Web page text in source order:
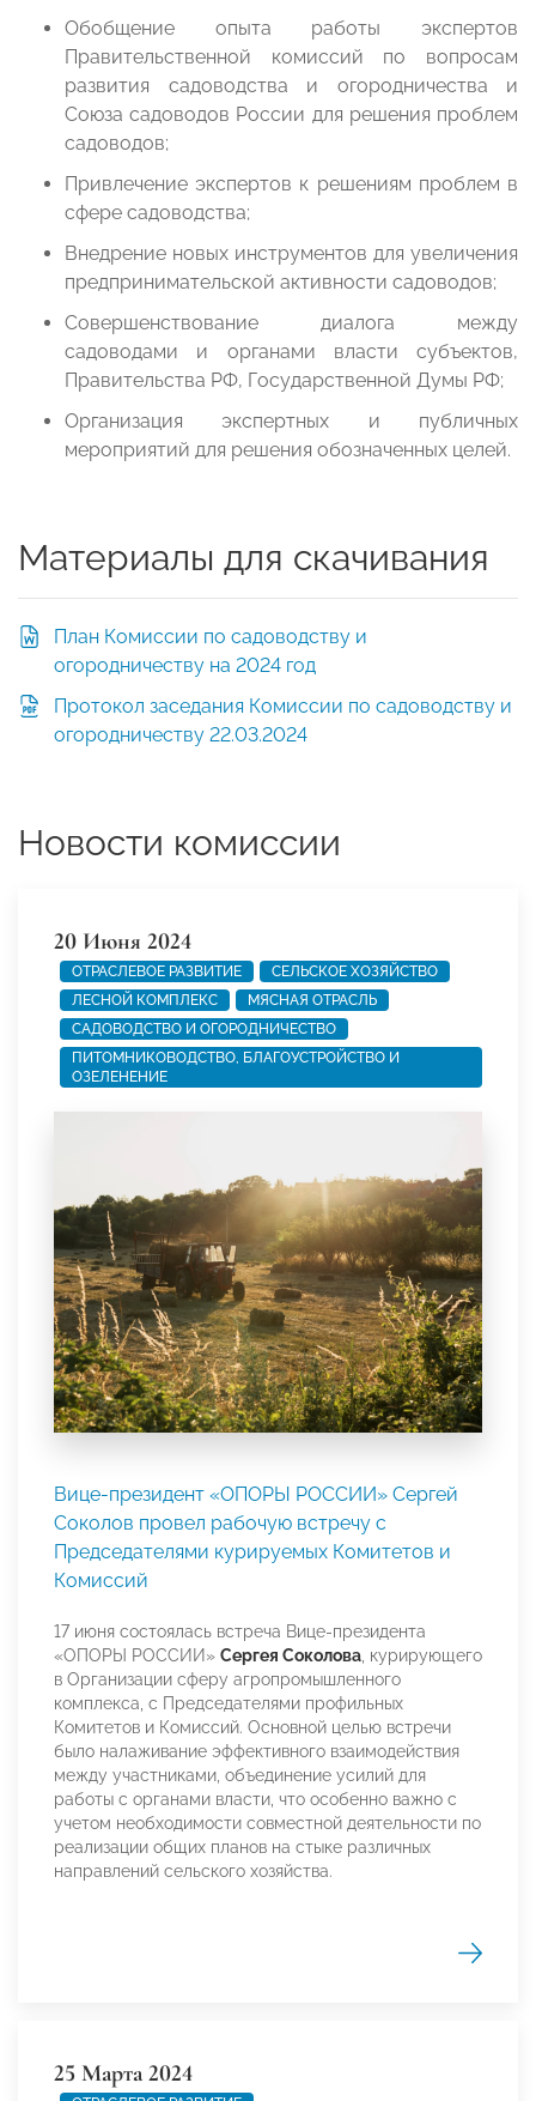
Обобщение опыта работы экспертов
Правительственной комиссий по вопросам
развития садоводства и огородничества и
Союза садоводов России для решения проблем
садоводов;
Привлечение экспертов к решениям проблем в
сфере садоводства;
Внедрение новых инструментов для увеличения
предпринимательской активности садоводов;
Совершенствование диалога между
садоводами и органами власти субъектов,
Правительства РФ, Государственной Думы РФ;
Организация экспертных и публичных
мероприятий для решения обозначенных целей.
Материалы для скачивания
План Комиссии по садоводству и
огородничеству на 2024 год
Протокол заседания Комиссии по садоводству и
огородничеству 22.03.2024
Новости комиссии
20 Июня 2024
ОТРАСЛЕВОЕ РАЗВИТИЕ
СЕЛЬСКОЕ ХОЗЯЙСТВО
ЛЕСНОЙ КОМПЛЕКС
МЯСНАЯ ОТРАСЛЬ
САДОВОДСТВО И ОГОРОДНИЧЕСТВО
ПИТОМНИКОВОДСТВО, БЛАГОУСТРОЙСТВО И
ОЗЕЛЕНЕНИЕ
Вице-президент «ОПОРЫ РОССИИ» Сергей
Соколов провел рабочую встречу с
Председателями курируемых Комитетов и
Комиссий
17 июня состоялась встреча Вице-президента
«ОПОРЫ РОССИИ» Сергея Соколова, курирующего
в Организации сферу агропромышленного
комплекса, с Председателями профильных
Комитетов и Комиссий. Основной целью встречи
было налаживание эффективного взаимодействия
между участниками, объединение усилий для
работы с органами власти, что особенно важно с
учетом необходимости совместной деятельности по
реализации общих планов на стыке различных
направлений сельского хозяйства.
25 Марта 2024